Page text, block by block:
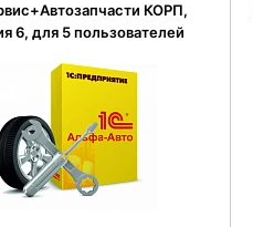
КОРП,
6, для 5 пользователей